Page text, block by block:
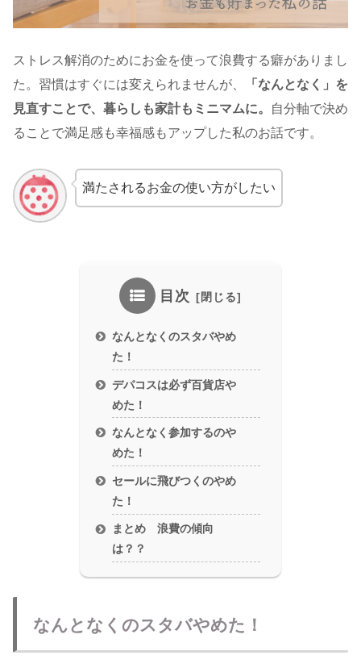
ストレス解消のためにお金を使って浪費する癖がありまし
た。習慣はすぐには変えられませんが、
「なんとなく」を
見直すことで、暮らしも家計もミニマムに。
自分軸で決め
ることで満足感も幸福感もアップした私のお話です。
満たされるお金の使い方がしたい
目次
なんとなくのスタバやめ
た！
デパコスは必ず百貨店や
めた！
なんとなく参加するのや
めた！
セールに飛びつくのやめ
た！
まとめ 浪費の傾向
は？？
なんとなくのスタバやめた！